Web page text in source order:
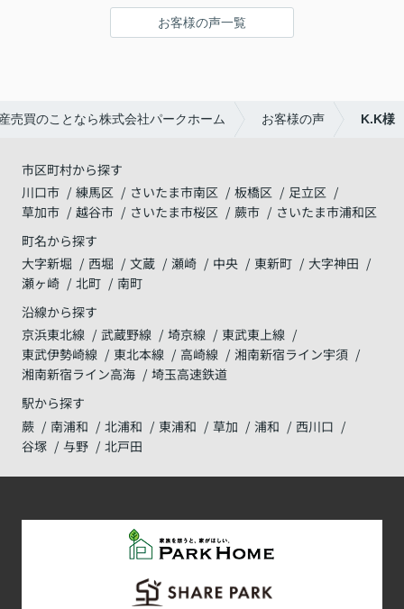
てくれた事。
いずれも迅速な対応で助かりました。
お客様の声一覧
売買のことなら株式会社パークホーム お客様の声 K.K様
市区町村から探す
川口市
練馬区 さいたま市南区 板橋区
足立区
草加市
越谷市 さいたま市桜区 蕨市
さいたま市浦和区
町名から探す
大字新堀
西堀 文蔵 瀬崎 中央 東新町
大字神田
瀬ヶ崎
北町
南町
沿線から探す
京浜東北線
武蔵野線 埼京線
東武東上線
東武伊勢崎線
東北本線 高崎線
湘南新宿ライン宇須
湘南新宿ライン高海
埼玉高速鉄道
駅から探す
蕨
南浦和 北浦和 東浦和 草加 浦和
西川口
谷塚
与野 北戸田